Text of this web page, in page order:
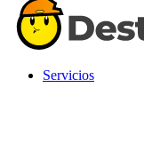
Servicios